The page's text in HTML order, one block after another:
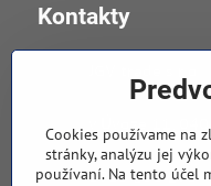
Kontakty
v Úvoze 11,
0905 258 196
Cookies používame na
stránky, analýzu jej
používaní. Na tento účel